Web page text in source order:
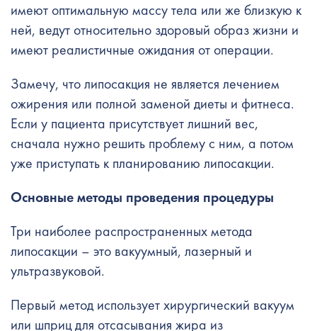
имеют оптимальную массу тела или же близкую к
ней, ведут относительно здоровый образ жизни и
имеют реалистичные ожидания от операции.
Замечу, что липосакция не является лечением
ожирения или полной заменой диеты и фитнеса.
Если у пациента присутствует лишний вес,
сначала нужно решить проблему с ним, а потом
уже приступать к планированию липосакции.
Основные методы проведения процедуры
Три наиболее распространенных метода
липосакции – это вакуумный, лазерный и
ультразвуковой.
Первый метод использует хирургический вакуум
или шприц для отсасывания жира из